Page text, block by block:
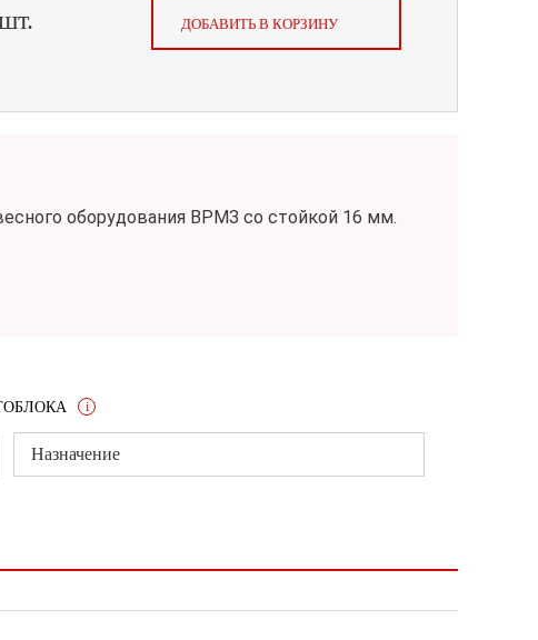
ДОБАВИТЬ В КОРЗИНУ
оборудования ВРМЗ со стойкой 16 мм.
i
Назначение